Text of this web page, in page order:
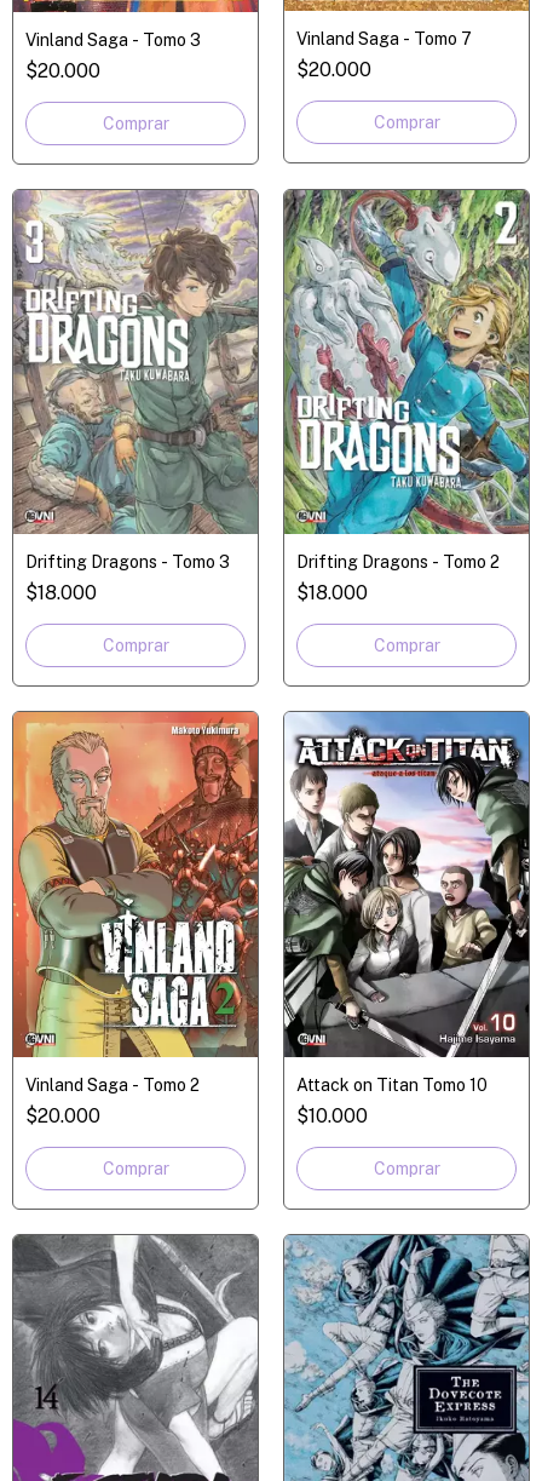
Vinland Saga - Tomo 3
$20.000
Vinland Saga - Tomo 7
$20.000
Drifting Dragons - Tomo 3
$18.000
Drifting Dragons - Tomo 2
$18.000
Vinland Saga - Tomo 2
$20.000
Attack on Titan Tomo 10
$10.000